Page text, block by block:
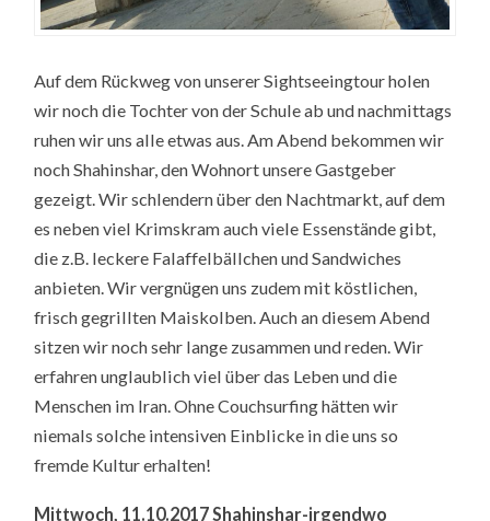
Auf dem Rückweg von unserer Sightseeingtour holen
wir noch die Tochter von der Schule ab und nachmittags
ruhen wir uns alle etwas aus. Am Abend bekommen wir
noch Shahinshar, den Wohnort unsere Gastgeber
gezeigt. Wir schlendern über den Nachtmarkt, auf dem
es neben viel Krimskram auch viele Essenstände gibt,
die z.B. leckere Falaffelbällchen und Sandwiches
anbieten. Wir vergnügen uns zudem mit köstlichen,
frisch gegrillten Maiskolben. Auch an diesem Abend
sitzen wir noch sehr lange zusammen und reden. Wir
erfahren unglaublich viel über das Leben und die
Menschen im Iran. Ohne Couchsurfing hätten wir
niemals solche intensiven Einblicke in die uns so
fremde Kultur erhalten!
Mittwoch, 11.10.2017 Shahinshar-irgendwo